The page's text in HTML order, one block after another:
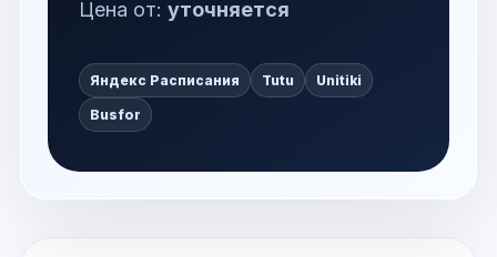
Цена от: уточняется
Яндекс Расписания Tutu Unitiki
Busfor